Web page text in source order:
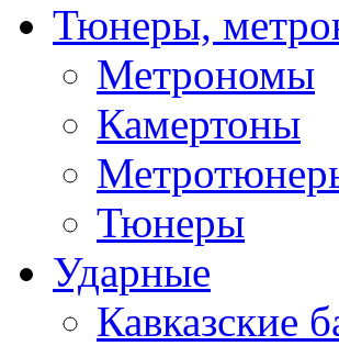
Тюнеры,
Метрономы
Камертоны
Тюнеры
Ударные
Кавказские